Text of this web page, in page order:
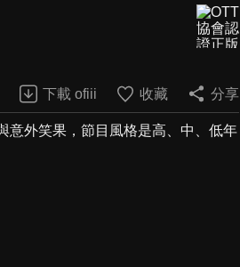
下載 ofiii 收藏 分享
意外笑果，節目風格是高、中、低年